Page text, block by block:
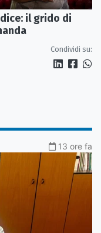
il grido di
Condividi su:
13 ore fa